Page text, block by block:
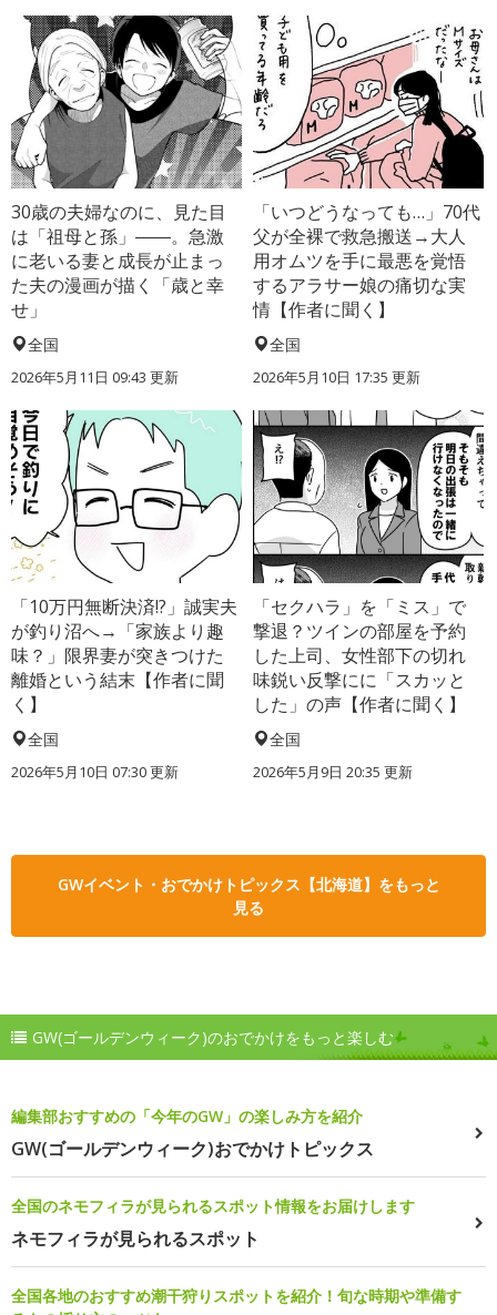
30歳の夫婦なのに、見た目
は「祖母と孫」――。急激
に老いる妻と成長が止まっ
た夫の漫画が描く「歳と幸
せ」
全国
2026年5月11日 09:43 更新
「いつどうなっても…」70代
父が全裸で救急搬送→大人
用オムツを手に最悪を覚悟
するアラサー娘の痛切な実
情【作者に聞く】
全国
2026年5月10日 17:35 更新
「10万円無断決済!?」誠実夫
が釣り沼へ→「家族より趣
味？」限界妻が突きつけた
離婚という結末【作者に聞
く】
全国
2026年5月10日 07:30 更新
「セクハラ」を「ミス」で
撃退？ツインの部屋を予約
した上司、女性部下の切れ
味鋭い反撃にに「スカッと
した」の声【作者に聞く】
全国
2026年5月9日 20:35 更新
GWイベント・おでかけトピックス【北海道】をもっと
見る
GW(ゴールデンウィーク)のおでかけをもっと楽しむ
編集部おすすめの「今年のGW」の楽しみ方を紹介
GW(ゴールデンウィーク)おでかけトピックス
全国のネモフィラが見られるスポット情報をお届けします
ネモフィラが見られるスポット
全国各地のおすすめ潮干狩りスポットを紹介！旬な時期や準備す